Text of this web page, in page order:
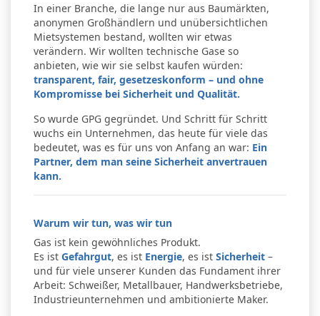
In einer Branche, die lange nur aus Baumärkten,
anonymen Großhändlern und unübersichtlichen
Mietsystemen bestand, wollten wir etwas
verändern. Wir wollten technische Gase so
anbieten, wie wir sie selbst kaufen würden:
transparent, fair, gesetzeskonform – und ohne
Kompromisse bei Sicherheit und Qualität.
So wurde GPG gegründet. Und Schritt für Schritt
wuchs ein Unternehmen, das heute für viele das
bedeutet, was es für uns von Anfang an war: Ein
Partner, dem man seine Sicherheit anvertrauen
kann.
Warum wir tun, was wir tun
Gas ist kein gewöhnliches Produkt.
Es ist Gefahrgut, es ist Energie, es ist Sicherheit –
und für viele unserer Kunden das Fundament ihrer
Arbeit: Schweißer, Metallbauer, Handwerksbetriebe,
Industrieunternehmen und ambitionierte Maker.